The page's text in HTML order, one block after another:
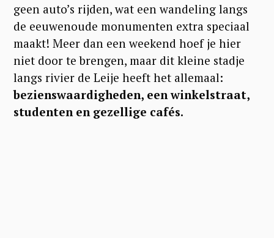
geen auto’s rijden, wat een wandeling langs
de eeuwenoude monumenten extra speciaal
maakt! Meer dan een weekend hoef je hier
niet door te brengen, maar dit kleine stadje
langs rivier de Leije heeft het allemaal:
bezienswaardigheden, een winkelstraat,
studenten en gezellige cafés.